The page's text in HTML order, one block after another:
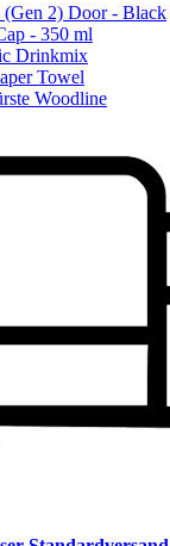
2) Door - Black
- 350 ml
Drinkmix
Towel
Woodline